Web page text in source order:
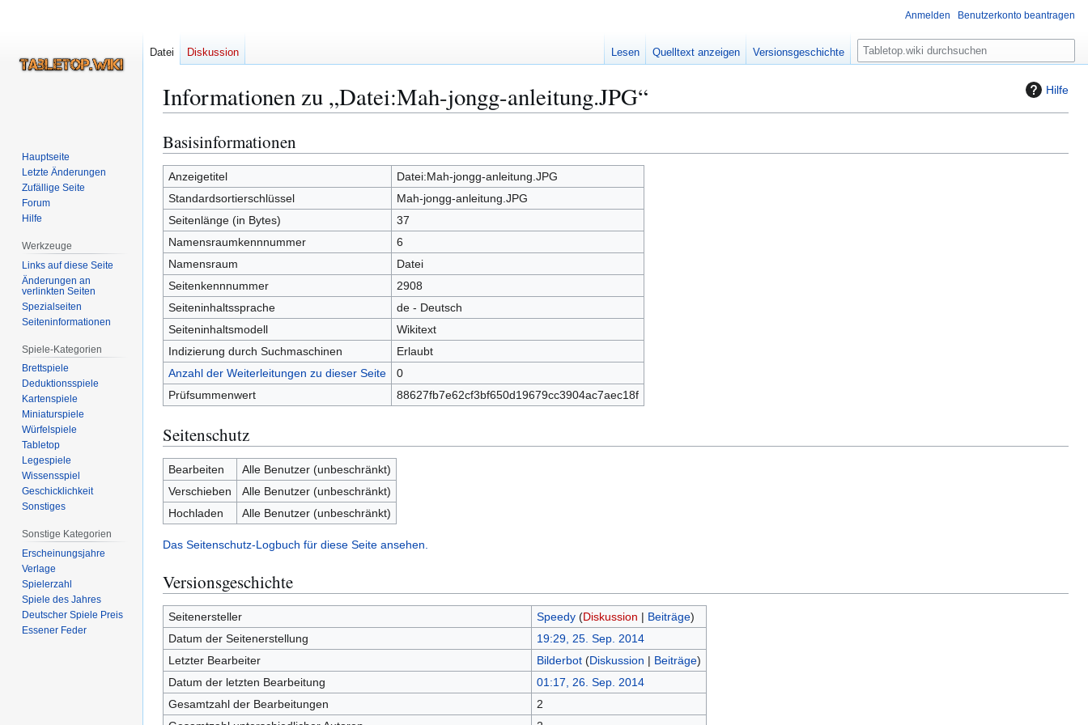
Hilfe
Informationen zu „Datei:Mah-jongg-anleitung.JPG“
Zur
Navigation
springen
Zur
Suche
springen
Basisinformationen
Anzeigetitel
Datei:Mah-jongg-anleitung.JPG
Standardsortierschlüssel
Mah-jongg-anleitung.JPG
Seitenlänge (in Bytes)
37
Namensraumkennnummer
6
Namensraum
Datei
Seitenkennnummer
2908
Seiteninhaltssprache
de - Deutsch
Seiteninhaltsmodell
Wikitext
Indizierung durch Suchmaschinen
Erlaubt
Anzahl der Weiterleitungen zu dieser Seite
0
Prüfsummenwert
88627fb7e62cf3bf650d19679cc3904ac7aec18f
Seitenschutz
Bearbeiten
Alle Benutzer (unbeschränkt)
Verschieben
Alle Benutzer (unbeschränkt)
Hochladen
Alle Benutzer (unbeschränkt)
Das Seitenschutz-Logbuch für diese Seite ansehen.
Versionsgeschichte
Seitenersteller Speedy (Diskussion | Beiträge)
Datum der Seitenerstellung
19:29, 25. Sep. 2014
Letzter Bearbeiter
Bilderbot (Diskussion | Beiträge)
Datum der letzten Bearbeitung
01:17, 26. Sep. 2014
Gesamtzahl der Bearbeitungen
2
Anmelden Benutzerkonto beantragen
Datei Diskussion Lesen Quelltext anzeigen Versionsgeschichte
S
u
e
Hauptseite
Letzte Änderungen
Zufällige Seite
Forum
Hilfe
Werkzeuge
Links auf diese Seite
Änderungen an
verlinkten Seiten
Spezialseiten
Seiten­­informationen
Spiele-Kategorien
Brettspiele
Deduktionsspiele
Kartenspiele
Miniaturspiele
Würfelspiele
Tabletop
Legespiele
Wissensspiel
Geschicklichkeit
Sonstiges
Sonstige Kategorien
Erscheinungsjahre
Verlage
Spielerzahl
Spiele des Jahres
Deutscher Spiele Preis
Essener Feder